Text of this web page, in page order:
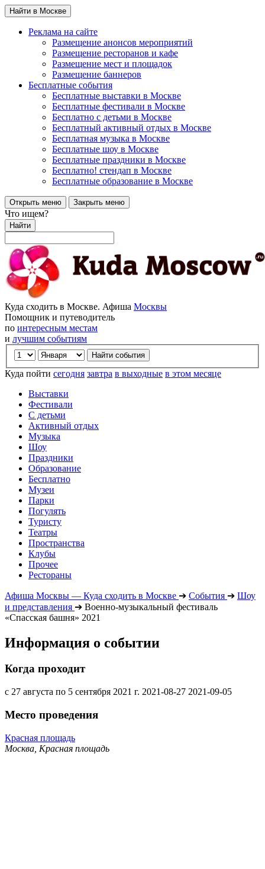
Найти в Москве
Реклама на сайте
Размещение анонсов мероприятий
Размещение ресторанов и кафе
Размещение мест и площадок
Размещение баннеров
Бесплатные события
Бесплатные выставки в Москве
Бесплатные фестивали в Москве
Бесплатно с детьми в Москве
Бесплатный активный отдых в Москве
Бесплатная музыка в Москве
Бесплатные шоу в Москве
Бесплатные праздники в Москве
Бесплатно! стендап в Москве
Бесплатные образование в Москве
Открыть меню Закрыть меню
Что ищем?
Найти
Куда сходить в Москве. Афиша Москвы
Помощник и путеводитель
по интересным местам
и лучшим событиям
Куда пойти сегодня завтра в выходные в этом месяце
Выставки
Фестивали
С детьми
Активный отдых
Музыка
Шоу
Праздники
Образование
Бесплатно
Музеи
Парки
Погулять
Туристу
Театры
Пространства
Клубы
Прочее
Рестораны
Афиша Москвы — Куда сходить в Москве ➔ События ➔ Шоу
и представления ➔ Военно-музыкальный фестиваль
«Спасская башня» 2021
Информация о событии
Когда проходит
с 27 августа по 5 сентября 2021 г. 2021-08-27 2021-09-05
Место проведения
Красная площадь
Москва, Красная площадь